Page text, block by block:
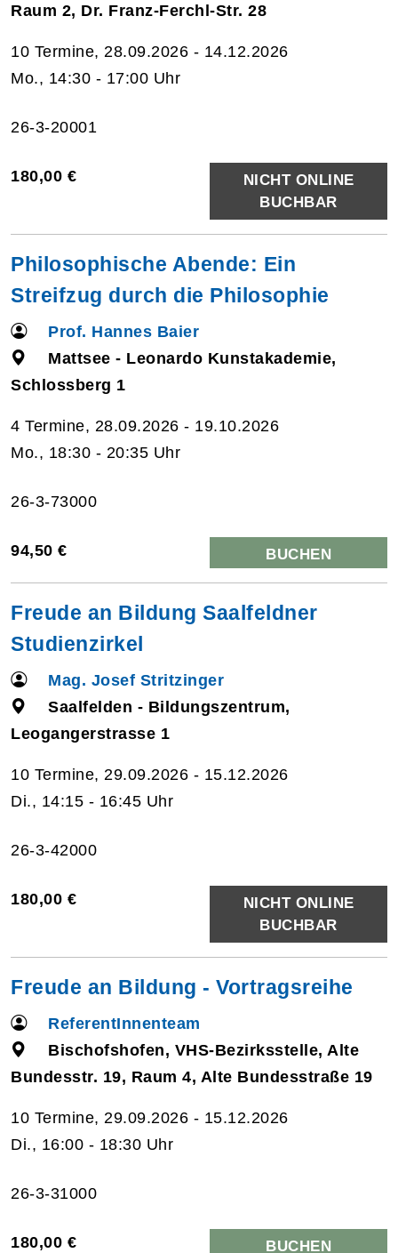
Raum 2, Dr. Franz-Ferchl-Str. 28
10 Termine, 28.09.2026 - 14.12.2026
Mo., 14:30 - 17:00 Uhr
26-3-20001
180,00 €
NICHT ONLINE
BUCHBAR
Philosophische Abende: Ein
Streifzug durch die Philosophie
Prof. Hannes Baier
Mattsee - Leonardo Kunstakademie,
Schlossberg 1
4 Termine, 28.09.2026 - 19.10.2026
Mo., 18:30 - 20:35 Uhr
26-3-73000
94,50 € BUCHEN
Freude an Bildung Saalfeldner
Studienzirkel
Mag. Josef Stritzinger
Saalfelden - Bildungszentrum,
Leogangerstrasse 1
10 Termine, 29.09.2026 - 15.12.2026
Di., 14:15 - 16:45 Uhr
26-3-42000
180,00 €
NICHT ONLINE
BUCHBAR
Freude an Bildung - Vortragsreihe
ReferentInnenteam
Bischofshofen, VHS-Bezirksstelle, Alte
Bundesstr. 19, Raum 4, Alte Bundesstraße 19
10 Termine, 29.09.2026 - 15.12.2026
Di., 16:00 - 18:30 Uhr
26-3-31000
180,00 € BUCHEN